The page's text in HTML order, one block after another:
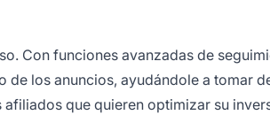
Con funciones avanzadas de
los anuncios, ayudándole a tomar
afiliados que quieren optimizar su